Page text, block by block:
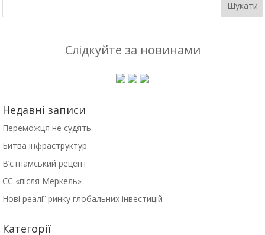
Слідкуйте за новинами
Недавні записи
Переможця не судять
Битва інфраструктур
В’єтнамський рецепт
ЄС «після Меркель»
Нові реалії ринку глобальних інвестицій
Категорії